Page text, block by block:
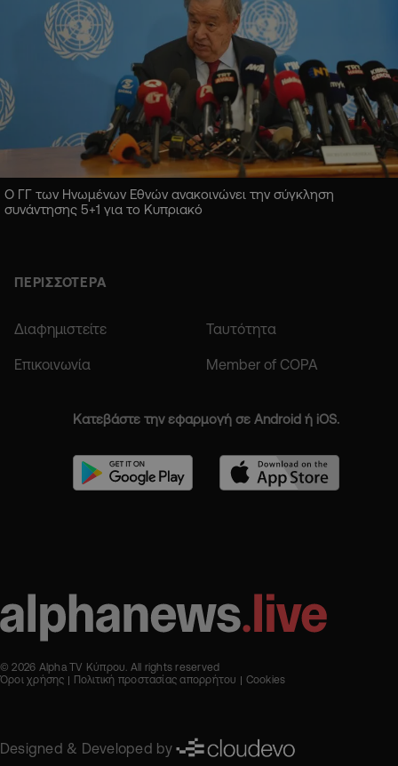
Ο ΓΓ των Ηνωμένων Εθνών ανακοινώνει την σύγκληση
συνάντησης 5+1 για το Κυπριακό
ΠΕΡΙΣΣΟΤΕΡΑ
Διαφημιστείτε Ταυτότητα
Επικοινωνία Member of COPA
Κατεβάστε την εφαρμογή σε Android ή iOS.
© 2026 Alpha TV Κύπρου. All rights reserved
Όροι χρήσης
Πολιτική προστασίας απορρήτου Cookies
Designed & Developed by